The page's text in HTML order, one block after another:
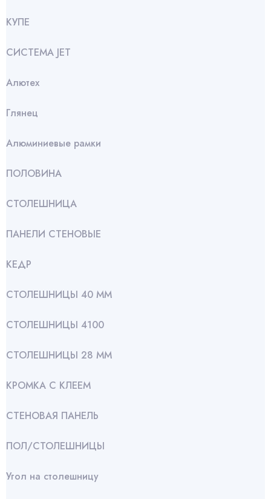
КУПЕ
СИСТЕМА JET
Алютех
Глянец
Алюминиевые рамки
ПОЛОВИНА
СТОЛЕШНИЦА
ПАНЕЛИ СТЕНОВЫЕ
КЕДР
СТОЛЕШНИЦЫ 40 ММ
СТОЛЕШНИЦЫ 4100
СТОЛЕШНИЦЫ 28 ММ
КРОМКА С КЛЕЕМ
СТЕНОВАЯ ПАНЕЛЬ
ПОЛ/СТОЛЕШНИЦЫ
Угол на столешницу